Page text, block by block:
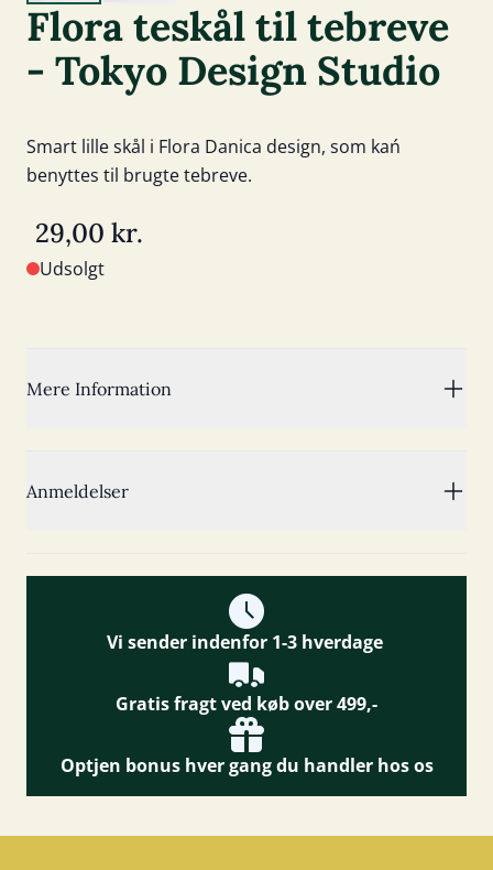
Flora teskål til tebreve
- Tokyo Design Studio
Smart lille skål i Flora Danica design, som kań
benyttes til brugte tebreve.
29,00 kr.
Udsolgt
Mere Information
Anmeldelser
Vi sender indenfor 1-3 hverdage
Gratis fragt ved køb over 499,-
Optjen bonus hver gang du handler hos os